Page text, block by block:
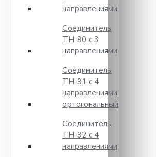
направлениями
Соединитель
TH-90 с 3
направлениями
Соединитель
TH-91 с 4
направлениями,
ортогональный
Соединитель
TH-92 с 4
направлениями